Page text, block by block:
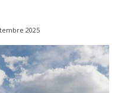
2025